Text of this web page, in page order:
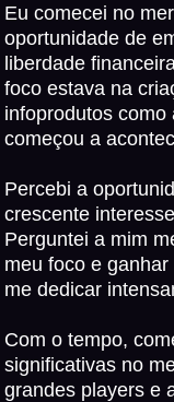
Eu comecei no
oportunidade de
liberdade
foco estava na
infoprodutos
começou a
Percebi a
crescente
Perguntei a mim
meu foco e
me dedicar
Com o tempo,
significativas no
grandes players e